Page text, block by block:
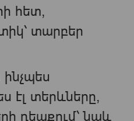
հետ,
տարբեր
էլ տերևները,
դեպքում՝ նաև